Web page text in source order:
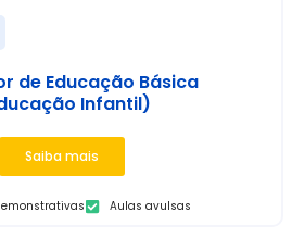
de Educação Básica
Infantil)
Saiba mais
Aulas avulsas